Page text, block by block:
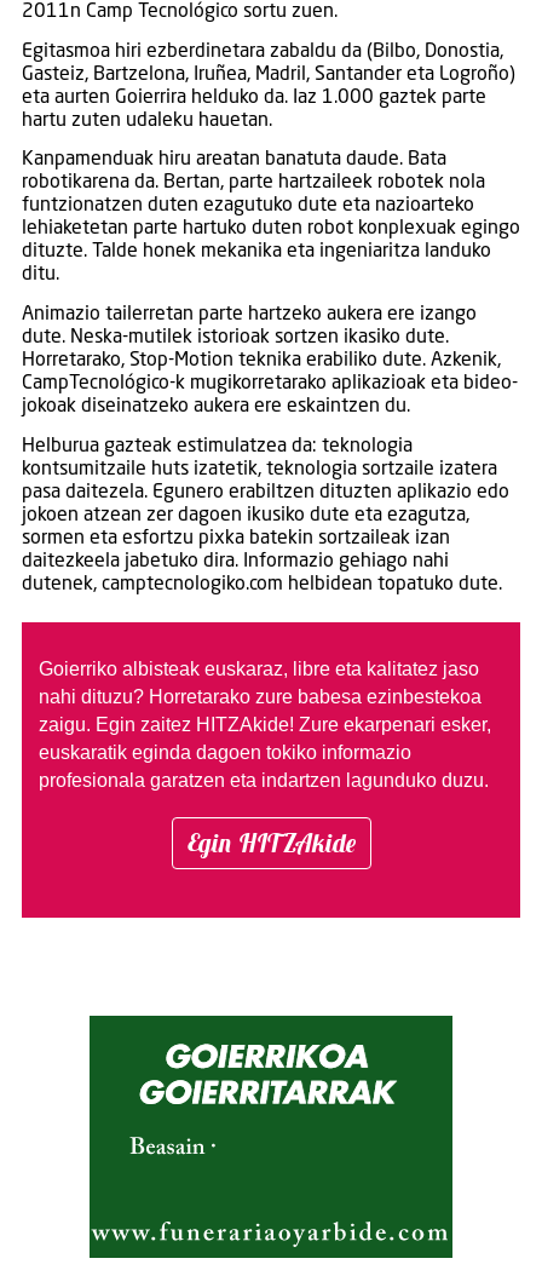
2011n Camp Tecnológico sortu zuen.
Egitasmoa hiri ezberdinetara zabaldu da (Bilbo, Donostia,
Gasteiz, Bartzelona, Iruñea, Madril, Santander eta Logroño)
eta aurten Goierrira helduko da. Iaz 1.000 gaztek parte
hartu zuten udaleku hauetan.
Kanpamenduak hiru areatan banatuta daude. Bata
robotikarena da. Bertan, parte hartzaileek robotek nola
funtzionatzen duten ezagutuko dute eta nazioarteko
lehiaketetan parte hartuko duten robot konplexuak egingo
dituzte. Talde honek mekanika eta ingeniaritza landuko
ditu.
Animazio tailerretan parte hartzeko aukera ere izango
dute. Neska-mutilek istorioak sortzen ikasiko dute.
Horretarako, Stop-Motion teknika erabiliko dute. Azkenik,
CampTecnológico-k mugikorretarako aplikazioak eta bideo-
jokoak diseinatzeko aukera ere eskaintzen du.
Helburua gazteak estimulatzea da: teknologia
kontsumitzaile huts izatetik, teknologia sortzaile izatera
pasa daitezela. Egunero erabiltzen dituzten aplikazio edo
jokoen atzean zer dagoen ikusiko dute eta ezagutza,
sormen eta esfortzu pixka batekin sortzaileak izan
daitezkeela jabetuko dira. Informazio gehiago nahi
dutenek, camptecnologiko.com helbidean topatuko dute.
Goierriko albisteak euskaraz, libre eta kalitatez jaso
nahi dituzu? Horretarako zure babesa ezinbestekoa
zaigu. Egin zaitez HITZAkide! Zure ekarpenari esker,
euskaratik eginda dagoen tokiko informazio
profesionala garatzen eta indartzen lagunduko duzu.
Egin HITZAkide